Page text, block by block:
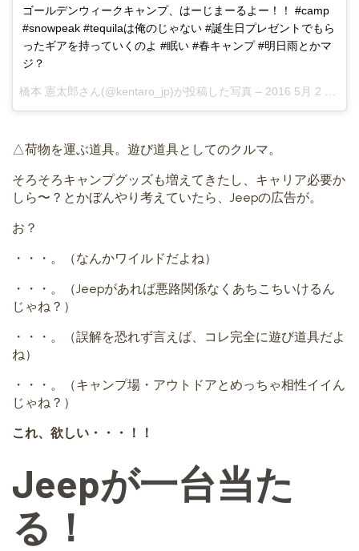
ゴールデンウィークキャンプ、はーじまーるよー！！ #camp
#snowpeak #tequilaは俺のじゃない #誕生日プレゼントでもら
ったギアを持っていくのよ #眠い #春キャンプ #明日雨とかマ
ジ？
橋本 憲太郎さん(@kentaro_jp)が投稿した写真 – 2016 5月 2 9:52午後 PDT
△荷物を運ぶ道具。遊び道具としてのクルマ。
そろそろキャンプグッズも増えてきたし、キャリア必要か
しら〜？とかぼんやり考えていたら、Jeepの広告が。
お？
・・・。（なんかワイルドだよね）
・・・。（Jeepがあれば悪路関係なくあちこちいけるん
じゃね？）
・・・。（誤解を恐れず言えば、コレ完全に遊び道具だよ
ね）
・・・。（キャンプ場・アウトドアとめっちゃ相性イイん
じゃね？）
これ、欲しい・・・！！
Jeepが一台当た
る！